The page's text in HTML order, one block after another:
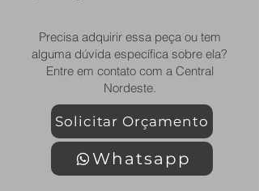
Precisa adquirir essa peça ou tem
alguma dúvida específica sobre ela?
Entre em contato com a Central
Nordeste.
Solicitar Orçamento
Whatsapp